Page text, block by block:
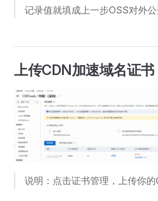
记录值就填成上一步OSS对外
上传CDN加速域名证书
说明：点击证书管理，上传你的